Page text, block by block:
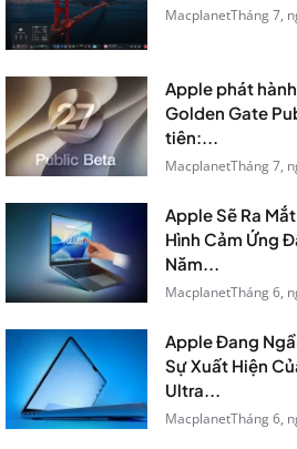
MacplanetTháng 7,
Apple phát
Golden Gate
tiên:...
MacplanetTháng 7,
Apple Sẽ Ra
Hình Cảm Ứng
Năm...
MacplanetTháng 6,
Apple Đang
Sự Xuất Hiện
Ultra...
MacplanetTháng 6,